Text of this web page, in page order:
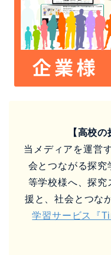
【高校
当メディアを運営
会とつながる探究
等学校様へ、探究
援と、社会とつな
学習サービス『